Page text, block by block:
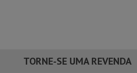
TORNE-SE UMA REVENDA